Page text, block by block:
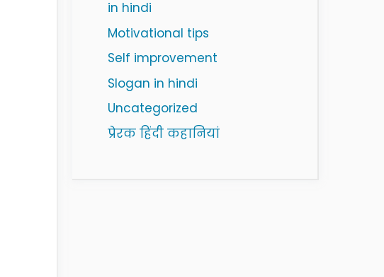
in hindi
Motivational tips
Self improvement
Slogan in hindi
Uncategorized
प्रेरक हिंदी कहानियां